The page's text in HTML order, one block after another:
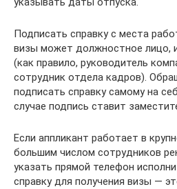
Подписать справку с места
визы может должностное лицо,
(как правило, руководитель
сотрудник отдела кадров).
подписать справку самому на
случае подпись ставит
Если аппликант работает в
большим числом сотрудников
указать прямой телефон
справку для получения визы —